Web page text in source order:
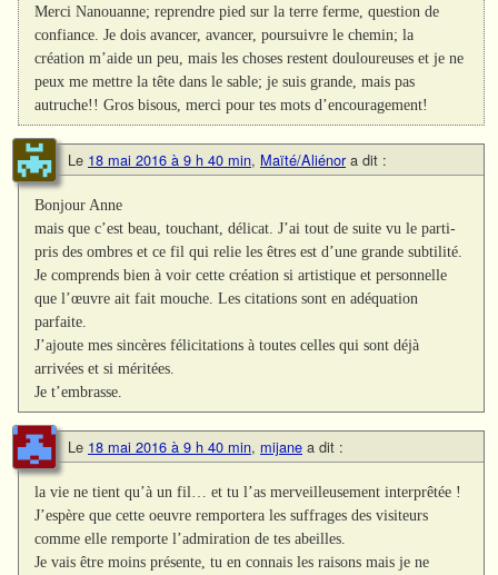
Merci Nanouanne; reprendre pied sur la terre ferme, question de
confiance. Je dois avancer, avancer, poursuivre le chemin; la
création m’aide un peu, mais les choses restent douloureuses et je ne
peux me mettre la tête dans le sable; je suis grande, mais pas
autruche!! Gros bisous, merci pour tes mots d’encouragement!
Le 18 mai 2016 à 9 h 40 min, Maïté/Aliénor a dit :
Bonjour Anne
mais que c’est beau, touchant, délicat. J’ai tout de suite vu le parti-
pris des ombres et ce fil qui relie les êtres est d’une grande subtilité.
Je comprends bien à voir cette création si artistique et personnelle
que l’œuvre ait fait mouche. Les citations sont en adéquation
parfaite.
J’ajoute mes sincères félicitations à toutes celles qui sont déjà
arrivées et si méritées.
Je t’embrasse.
Le 18 mai 2016 à 9 h 40 min, mijane a dit :
la vie ne tient qu’à un fil… et tu l’as merveilleusement interprêtée !
J’espère que cette oeuvre remportera les suffrages des visiteurs
comme elle remporte l’admiration de tes abeilles.
Je vais être moins présente, tu en connais les raisons mais je ne